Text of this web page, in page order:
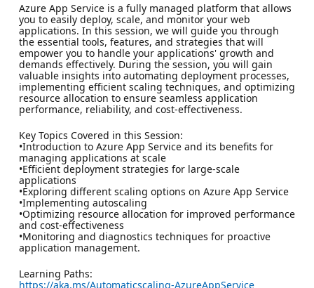
Azure App Service is a fully managed platform that allows
you to easily deploy, scale, and monitor your web
applications. In this session, we will guide you through
the essential tools, features, and strategies that will
empower you to handle your applications' growth and
demands effectively. During the session, you will gain
valuable insights into automating deployment processes,
implementing efficient scaling techniques, and optimizing
resource allocation to ensure seamless application
performance, reliability, and cost-effectiveness.
Key Topics Covered in this Session:
•Introduction to Azure App Service and its benefits for
managing applications at scale
•Efficient deployment strategies for large-scale
applications
•Exploring different scaling options on Azure App Service
•Implementing autoscaling
•Optimizing resource allocation for improved performance
and cost-effectiveness
•Monitoring and diagnostics techniques for proactive
application management.
Learning Paths:
https://aka.ms/Automaticscaling-AzureAppService